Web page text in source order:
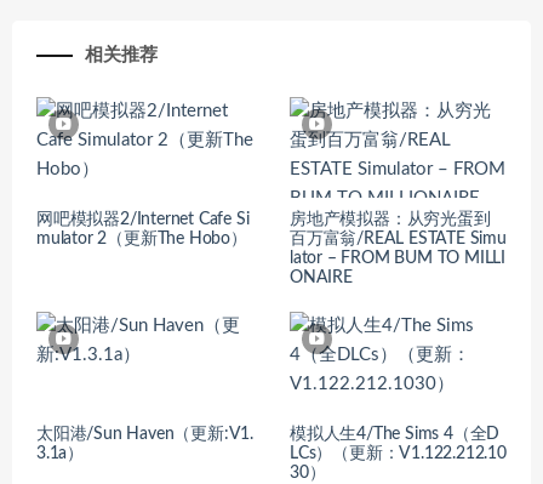
相关推荐
网吧模拟器2/Internet Cafe Si
mulator 2（更新The Hobo）
房地产模拟器：从穷光蛋到
百万富翁/REAL ESTATE Simu
lator – FROM BUM TO MILLI
ONAIRE
太阳港/Sun Haven（更新:V1.
3.1a）
模拟人生4/The Sims 4（全D
LCs）（更新：V1.122.212.10
30）